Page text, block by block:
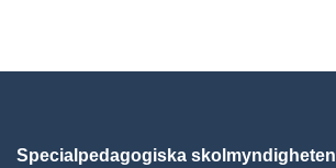
Specialpedagogiska skolmyndigheten